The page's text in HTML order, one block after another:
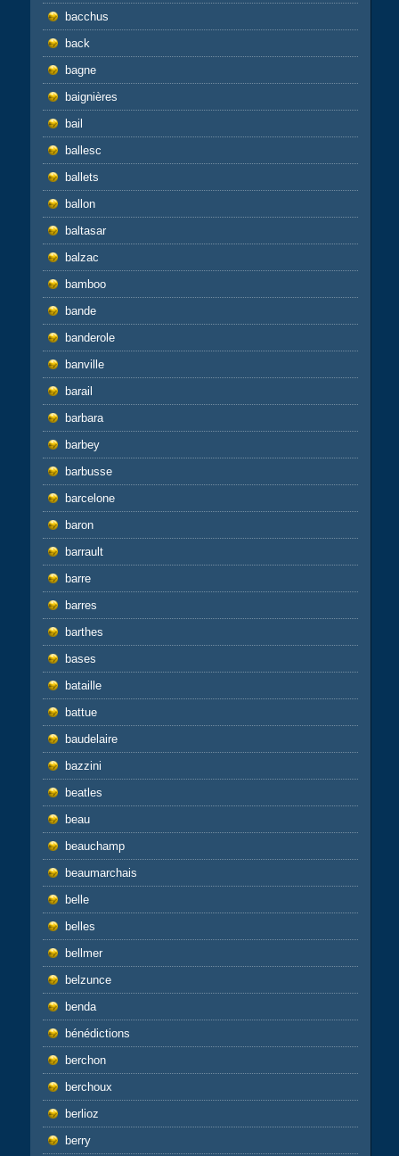
bacchus
back
bagne
baignières
bail
ballesc
ballets
ballon
baltasar
balzac
bamboo
bande
banderole
banville
barail
barbara
barbey
barbusse
barcelone
baron
barrault
barre
barres
barthes
bases
bataille
battue
baudelaire
bazzini
beatles
beau
beauchamp
beaumarchais
belle
belles
bellmer
belzunce
benda
bénédictions
berchon
berchoux
berlioz
berry